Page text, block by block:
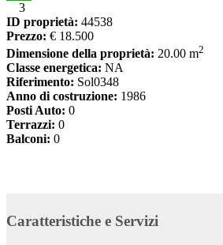
WhatsApp
3
ID proprietà: 44538
Prezzo: € 18.500
Dimensione della proprietà: 20.00 m2
Classe energetica: NA
Riferimento: Sol0348
Anno di costruzione: 1986
Posti Auto: 0
Terrazzi: 0
Balconi: 0
Caratteristiche e Servizi